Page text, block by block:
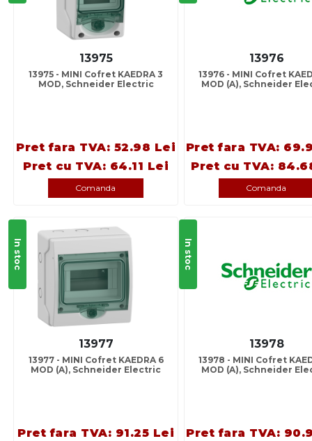
13975
13975 - MINI Cofret KAEDRA 3
MOD, Schneider Electric
Pret fara TVA: 52.98 Lei
Pret cu TVA: 64.11 Lei
Comanda
13976
13976 - MINI Cofret
MOD (A), Schneider
Pret fara TVA:
Pret cu TVA:
Comanda
In stoc
13977
13977 - MINI Cofret KAEDRA 6
MOD (A), Schneider Electric
Pret fara TVA: 91.25 Lei
In stoc
13978
13978 - MINI Cofret
MOD (A), Schneider
Pret fara TVA: